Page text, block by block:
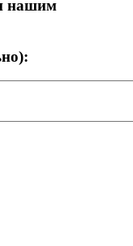
нашим